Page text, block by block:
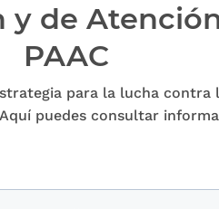
de
PAAC
para la lucha contra
puedes consultar